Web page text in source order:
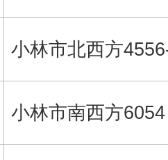
小林市北西方
小林市南西方6054